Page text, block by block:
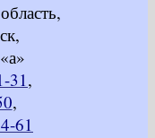
31,
,
61